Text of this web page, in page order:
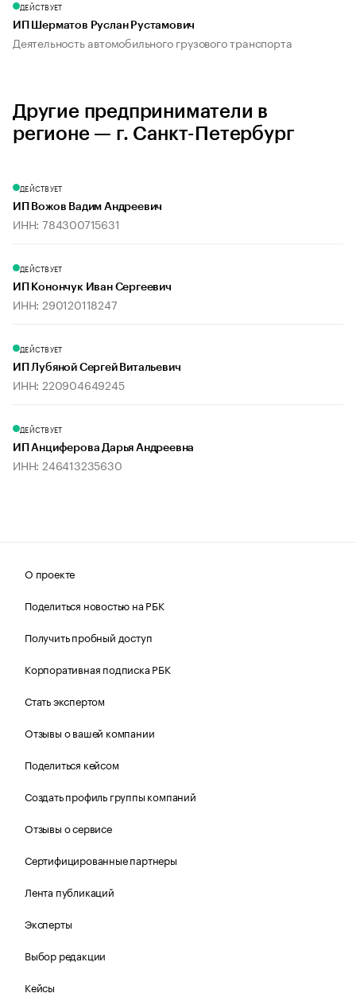
ДЕЙСТВУЕТ
ИП Шерматов Руслан Рустамович
Деятельность автомобильного грузового транспорта
Другие предприниматели в
регионе — г. Санкт-Петербург
ДЕЙСТВУЕТ
ИП Вожов Вадим Андреевич
ИНН: 784300715631
ДЕЙСТВУЕТ
ИП Конончук Иван Сергеевич
ИНН: 290120118247
ДЕЙСТВУЕТ
ИП Лубяной Сергей Витальевич
ИНН: 220904649245
ДЕЙСТВУЕТ
ИП Анциферова Дарья Андреевна
ИНН: 246413235630
О проекте
Поделиться новостью на РБК
Получить пробный доступ
Корпоративная подписка РБК
Стать экспертом
Отзывы о вашей компании
Поделиться кейсом
Создать профиль группы компаний
Отзывы о сервисе
Сертифицированные партнеры
Лента публикаций
Эксперты
Выбор редакции
Кейсы